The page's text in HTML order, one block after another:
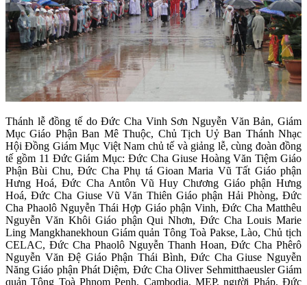
Thánh lễ đồng tế do Đức Cha Vinh Sơn Nguyễn Văn Bản, Giám
Mục Giáo Phận Ban Mê Thuộc, Chủ Tịch Uỷ Ban Thánh Nhạc
Hội Đồng Giám Mục Việt Nam chủ tế và giảng lễ, cùng đoàn đồng
tế gồm 11 Đức Giám Mục: Đức Cha Giuse Hoàng Văn Tiệm Giáo
Phận Bùi Chu, Đức Cha Phụ tá Gioan Maria Vũ Tất Giáo phận
Hưng Hoá, Đức Cha Antôn Vũ Huy Chương Giáo phận Hưng
Hoá, Đức Cha Giuse Vũ Văn Thiên Giáo phận Hải Phòng, Đức
Cha Phaolô Nguyễn Thái Hợp Giáo phận Vinh, Đức Cha Matthêu
Nguyễn Văn Khôi Giáo phận Qui Nhơn, Đức Cha Louis Marie
Ling Mangkhanekhoun Giám quản Tông Toà Pakse, Lào, Chủ tịch
CELAC, Đức Cha Phaolô Nguyễn Thanh Hoan, Đức Cha Phêrô
Nguyễn Văn Đệ Giáo Phận Thái Bình, Đức Cha Giuse Nguyễn
Năng Giáo phận Phát Diệm, Đức Cha Oliver Sehmitthaeusler Giám
quản Tông Toà Phnom Penh, Cambodia, MEP, người Pháp, Đức